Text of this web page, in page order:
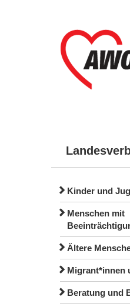
Kinder und
Menschen mit
Ältere
Migrant*innen
Beratung und